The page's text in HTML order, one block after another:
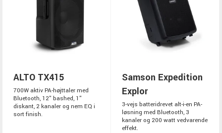
ALTO TX415
700W aktiv PA-højttaler med
Bluetooth, 12" bashed, 1"
diskant, 2 kanaler og nem EQ i
sort finish.
Samson Expedition
Explor
3-vejs batteridrevet alt-i-en PA-
løsning med Bluetooth, 3
kanaler og 200 watt vedvarende
effekt.